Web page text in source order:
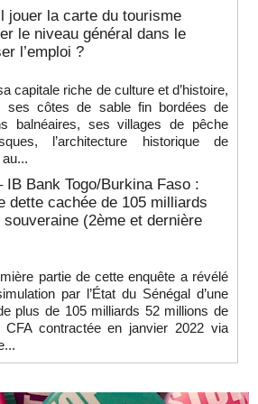
jouer la carte du tourisme
le niveau général dans le
l’emploi ?
capitale riche de culture et d’histoire,
ses côtes de sable fin bordées de
balnéaires, ses villages de pêche
l’architecture historique de
IB Bank Togo/Burkina Faso :
dette cachée de 105 milliards
souveraine (2ème et dernière
partie de cette enquête a révélé
par l’État du Sénégal d’une
plus de 105 milliards 52 millions de
CFA contractée en janvier 2022 via